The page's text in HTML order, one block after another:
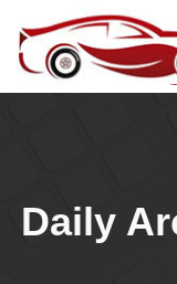
content
Daily